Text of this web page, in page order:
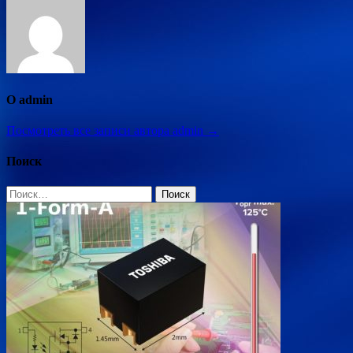
О admin
Посмотреть все записи автора admin →
Поиск
Найти: